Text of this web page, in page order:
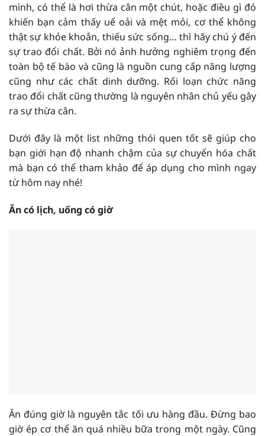
mình, có thể là hơi thừa cân một chút, hoặc điều gì đó
khiến bạn cảm thấy uể oải và mệt mỏi, cơ thể không
thật sự khỏe khoắn, thiếu sức sống… thì hãy chú ý đến
sự trao đổi chất. Bởi nó ảnh hưởng nghiêm trọng đến
toàn bộ tế bào và cũng là nguồn cung cấp năng lượng
cũng như các chất dinh dưỡng. Rối loạn chức năng
trao đổi chất cũng thường là nguyên nhân chủ yếu gây
ra sự thừa cân.
Dưới đây là một list những thói quen tốt sẽ giúp cho
bạn giới hạn độ nhanh chậm của sự chuyển hóa chất
mà bạn có thể tham khảo để áp dụng cho mình ngay
từ hôm nay nhé!
Ăn có lịch, uống có giờ
Ăn đúng giờ là nguyên tắc tối ưu hàng đầu. Đừng bao
giờ ép cơ thể ăn quá nhiều bữa trong một ngày. Cũng